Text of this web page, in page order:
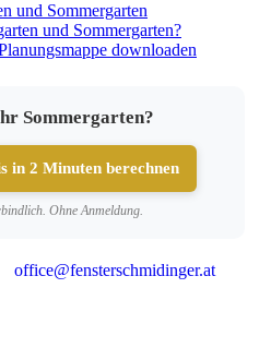
und Sommergarten
und Sommergarten?
downloaden
Sommergarten?
in 2 Minuten berechnen
Ohne Anmeldung.
office@fensterschmidinger.at